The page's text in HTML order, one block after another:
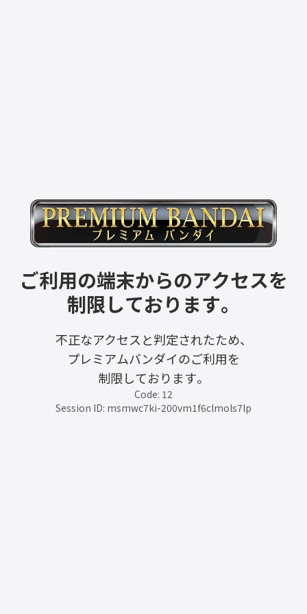
ご利用の端末からのアクセスを
制限しております。
不正なアクセスと判定されたため、
プレミアムバンダイのご利用を
制限しております。
Code: 12
Session ID: msmwc7ki-200vm1f6clmols7lp